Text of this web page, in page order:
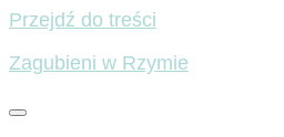
Przejdź do treści
Zagubieni w Rzymie